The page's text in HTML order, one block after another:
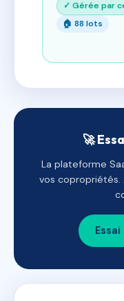
✓ Gérée par
🏠 88 lots
🚀
La plateforme
vos copropriétés.